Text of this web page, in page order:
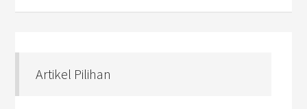
Artikel Pilihan